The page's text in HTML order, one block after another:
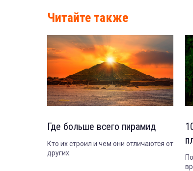
Читайте также
Где больше всего пирамид
Кто их строил и чем они отличаются от
других.